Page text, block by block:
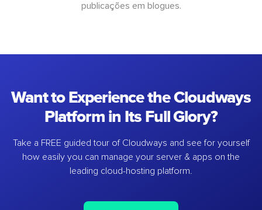
publicações em blogues.
Want to Experience the Cloudways
Platform in Its Full Glory?
Take a FREE guided tour of Cloudways and see for yourself
how easily you can manage your server & apps on the
leading cloud-hosting platform.